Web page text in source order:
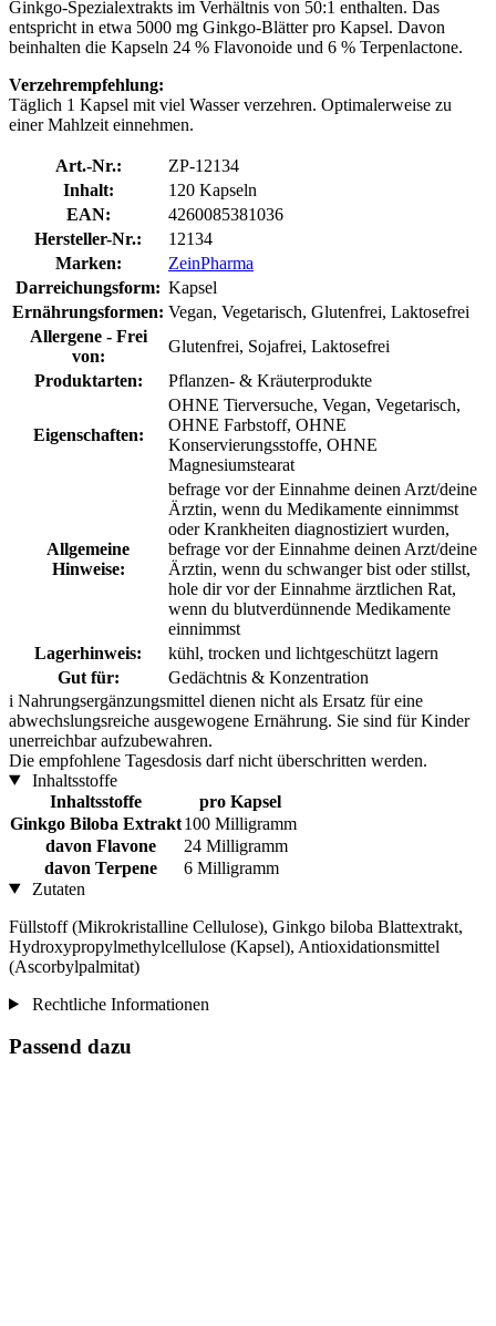
Ginkgo-Spezialextrakts im Verhältnis von 50:1 enthalten. Das
entspricht in etwa 5000 mg Ginkgo-Blätter pro Kapsel. Davon
beinhalten die Kapseln 24 % Flavonoide und 6 % Terpenlactone.
Verzehrempfehlung:
Täglich 1 Kapsel mit viel Wasser verzehren. Optimalerweise zu
einer Mahlzeit einnehmen.
Art.-Nr.:
ZP-12134
Inhalt:
120 Kapseln
EAN:
4260085381036
Hersteller-Nr.:
12134
Marken:
ZeinPharma
Darreichungsform: Kapsel
Ernährungsformen: Vegan, Vegetarisch, Glutenfrei, Laktosefrei
Allergene - Frei
von:
Glutenfrei, Sojafrei, Laktosefrei
Produktarten:
Pflanzen- & Kräuterprodukte
Eigenschaften:
OHNE Tierversuche, Vegan, Vegetarisch,
OHNE Farbstoff, OHNE
Konservierungsstoffe, OHNE
Magnesiumstearat
Allgemeine
Hinweise:
befrage vor der Einnahme deinen Arzt/deine
Ärztin, wenn du Medikamente einnimmst
oder Krankheiten diagnostiziert wurden,
befrage vor der Einnahme deinen Arzt/deine
Ärztin, wenn du schwanger bist oder stillst,
hole dir vor der Einnahme ärztlichen Rat,
wenn du blutverdünnende Medikamente
einnimmst
Lagerhinweis:
kühl, trocken und lichtgeschützt lagern
Gut für:
Gedächtnis & Konzentration
i Nahrungsergänzungsmittel dienen nicht als Ersatz für eine
abwechslungsreiche ausgewogene Ernährung. Sie sind für Kinder
unerreichbar aufzubewahren.
Die empfohlene Tagesdosis darf nicht überschritten werden.
Inhaltsstoffe
Inhaltsstoffe
pro Kapsel
Ginkgo Biloba Extrakt100 Milligramm
davon Flavone
24 Milligramm
davon Terpene
6 Milligramm
Zutaten
Füllstoff (Mikrokristalline Cellulose), Ginkgo biloba Blattextrakt,
Hydroxypropylmethylcellulose (Kapsel), Antioxidationsmittel
(Ascorbylpalmitat)
Rechtliche Informationen
Passend dazu